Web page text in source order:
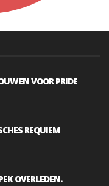
VOOR PRIDE
REQUIEM
OVERLEDEN.